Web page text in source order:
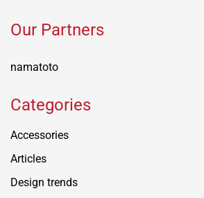
Our Partners
namatoto
Categories
Accessories
Articles
Design trends